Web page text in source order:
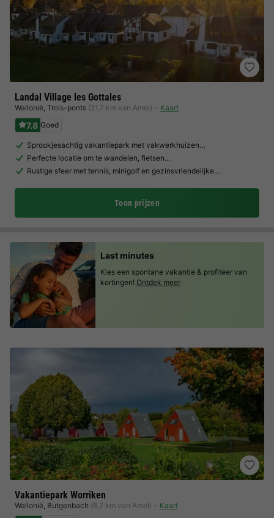
Landal Village les Gottales
Wallonië, Trois-ponts (21,7 km van Amel) Kaart
7.8 Goed
Sprookjesachtig vakantiepark met vakwerkhuizen…
Perfecte locatie om te wandelen, fietsen…
Rustige sfeer met tennis, minigolf en gezinsvriendelijke…
Toon prijzen
Vakantiepark Worriken
Wallonië, Butgenbach (8,7 km van Amel) Kaart
Last minutes
Kies een spontane vakantie & profiteer van
kortingen! Ontdek meer